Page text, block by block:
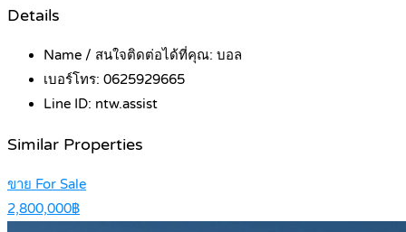
Details
Name / สนใจติดต่อได้ที่คุณ: บอล
เบอร์โทร: 0625929665
Line ID: ntw.assist
Similar Properties
ขาย For Sale
2,800,000฿